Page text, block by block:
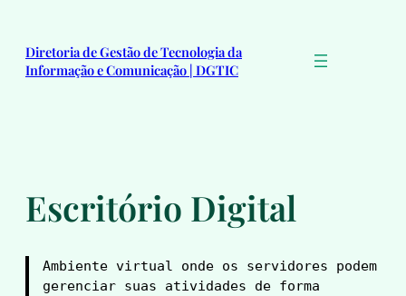
conteúdo
Diretoria de Gestão de Tecnologia da
Informação e Comunicação | DGTIC
Escritório Digital
Ambiente virtual onde os servidores podem
gerenciar suas atividades de forma